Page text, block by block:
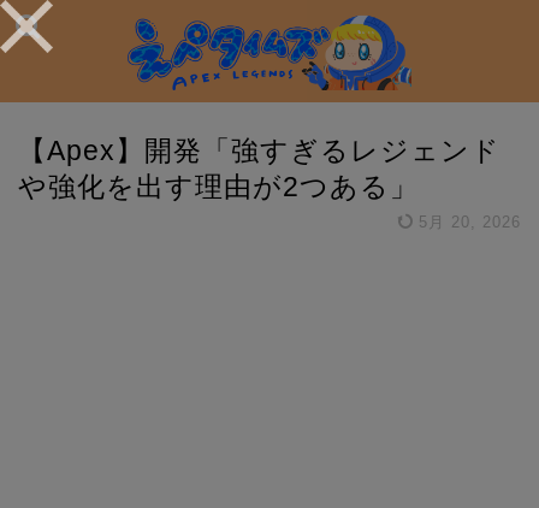
【Apex】開発「強すぎるレジェンド
や強化を出す理由が2つある」
5月 20, 2026